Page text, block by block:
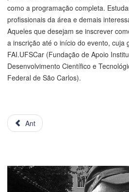
como a programação completa.
profissionais da área e demais
Aqueles que desejam se inscrever
a inscrição até o início do evento, cuja
FAI.UFSCar (Fundação de Apoio
Desenvolvimento Científico e
Federal de São Carlos).
Ant